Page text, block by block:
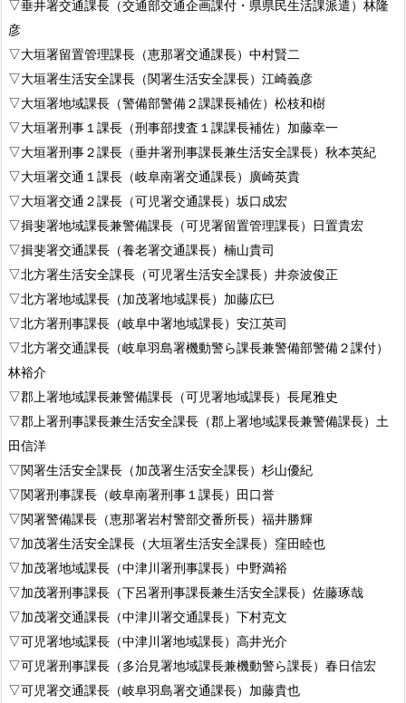
▽垂井署交通課長（交通部交通企画課付・県県民生活課派遣）林隆
彦
▽大垣署留置管理課長（恵那署交通課長）中村賢二
▽大垣署生活安全課長（関署生活安全課長）江崎義彦
▽大垣署地域課長（警備部警備２課課長補佐）松枝和樹
▽大垣署刑事１課長（刑事部捜査１課課長補佐）加藤幸一
▽大垣署刑事２課長（垂井署刑事課長兼生活安全課長）秋本英紀
▽大垣署交通１課長（岐阜南署交通課長）廣崎英貴
▽大垣署交通２課長（可児署交通課長）坂口成宏
▽揖斐署地域課長兼警備課長（可児署留置管理課長）日置貴宏
▽揖斐署交通課長（養老署交通課長）楠山貴司
▽北方署生活安全課長（可児署生活安全課長）井奈波俊正
▽北方署地域課長（加茂署地域課長）加藤広巳
▽北方署刑事課長（岐阜中署地域課長）安江英司
▽北方署交通課長（岐阜羽島署機動警ら課長兼警備部警備２課付）
林裕介
▽郡上署地域課長兼警備課長（可児署地域課長）長尾雅史
▽郡上署刑事課長兼生活安全課長（郡上署地域課長兼警備課長）土
田信洋
▽関署生活安全課長（加茂署生活安全課長）杉山優紀
▽関署刑事課長（岐阜南署刑事１課長）田口誉
▽関署警備課長（恵那署岩村警部交番所長）福井勝輝
▽加茂署生活安全課長（大垣署生活安全課長）窪田睦也
▽加茂署地域課長（中津川署刑事課長）中野満裕
▽加茂署刑事課長（下呂署刑事課長兼生活安全課長）佐藤琢哉
▽加茂署交通課長（中津川署交通課長）下村克文
▽可児署地域課長（中津川署地域課長）高井光介
▽可児署刑事課長（多治見署地域課長兼機動警ら課長）春日信宏
▽可児署交通課長（岐阜羽島署交通課長）加藤貴也